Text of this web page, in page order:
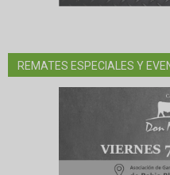
REMATES ESPECIALES Y